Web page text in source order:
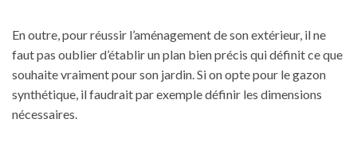
En outre, pour réussir l’aménagement de son extérieur, il ne
faut pas oublier d’établir un plan bien précis qui définit ce que
souhaite vraiment pour son jardin. Si on opte pour le gazon
synthétique, il faudrait par exemple définir les dimensions
nécessaires.